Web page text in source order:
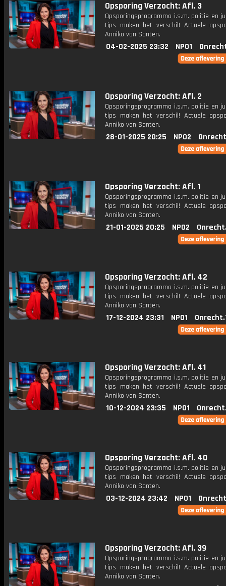
Opsporing Verzocht: Afl. 3
Opsporingsprogramma i.s.m. politie en
tips maken het verschil! Actuele
Anniko van Santen.
04-02-2025 23:32 NPO1
Opsporing Verzocht: Afl. 2
Opsporingsprogramma i.s.m. politie en
tips maken het verschil! Actuele
Anniko van Santen.
28-01-2025 20:25 NPO2
Opsporing Verzocht: Afl. 1
Opsporingsprogramma i.s.m. politie en
tips maken het verschil! Actuele
Anniko van Santen.
21-01-2025 20:25 NPO2
Opsporing Verzocht: Afl. 42
Opsporingsprogramma i.s.m. politie en
tips maken het verschil! Actuele
Anniko van Santen.
17-12-2024 23:31 NPO1
Opsporing Verzocht: Afl. 41
Opsporingsprogramma i.s.m. politie en
tips maken het verschil! Actuele
Anniko van Santen.
10-12-2024 23:35 NPO1
Opsporing Verzocht: Afl. 40
Opsporingsprogramma i.s.m. politie en
tips maken het verschil! Actuele
Anniko van Santen.
03-12-2024 23:42 NPO1
Opsporing Verzocht: Afl. 39
Opsporingsprogramma i.s.m. politie en
tips maken het verschil! Actuele
Anniko van Santen.